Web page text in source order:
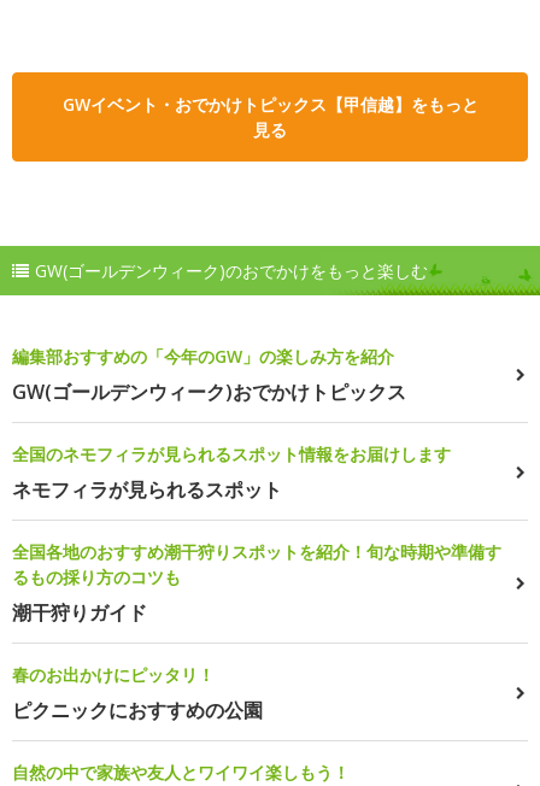
GWイベント・おでかけトピックス【甲信越】をもっと
見る
GW(ゴールデンウィーク)のおでかけをもっと楽しむ
編集部おすすめの「今年のGW」の楽しみ方を紹介
GW(ゴールデンウィーク)おでかけトピックス
全国のネモフィラが見られるスポット情報をお届けします
ネモフィラが見られるスポット
全国各地のおすすめ潮干狩りスポットを紹介！旬な時期や準備す
るもの採り方のコツも
潮干狩りガイド
春のお出かけにピッタリ！
ピクニックにおすすめの公園
自然の中で家族や友人とワイワイ楽しもう！